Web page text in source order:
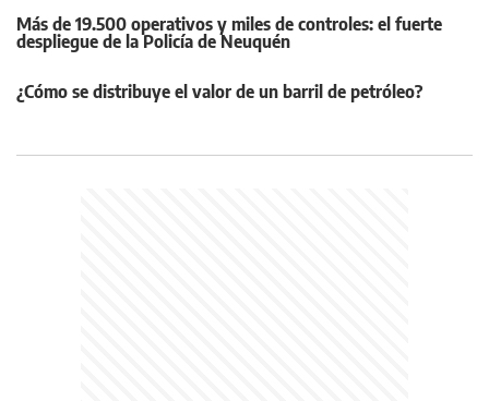
Más de 19.500 operativos y miles de controles: el fuerte
despliegue de la Policía de Neuquén
¿Cómo se distribuye el valor de un barril de petróleo?